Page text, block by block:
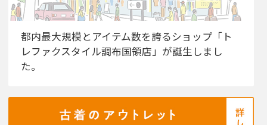
都内最大規模とアイテム数を誇るショップ「ト
レファクスタイル調布国領店」が誕生しまし
た。